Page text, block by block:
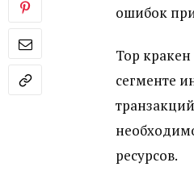
ошибок
Тор кракен
сегменте
ресурсов.